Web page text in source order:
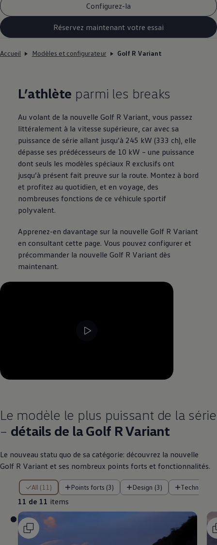
Configurez-la
Réservez maintenant votre essai
Accueil Modèles et configurateur Golf R Variant
L’athlète parmi les breaks
Au volant de la nouvelle Golf R Variant, vous passez
littéralement à la vitesse supérieure, car avec sa
puissance de série allant jusqu’à 245 kW (333 ch), elle
dépasse ses prédécesseurs de 10 kW – une puissance
dont seuls les modèles spéciaux R exclusifs ont
jusqu’à présent fait preuve sur la route. Montez à bord
et profitez au quotidien, et en voyage, des
nombreuses fonctions de ce véhicule sportif
polyvalent.
Apprenez-en davantage sur la nouvelle Golf R Variant
en consultant cette page. Vous pouvez configurer et
précommander la nouvelle Golf R Variant dès
maintenant.
Remaining time, --:--
Le modèle le plus puissant de la série
– détails de la Golf R Variant
Le nouveau statu quo de sa catégorie: découvrez la nouvelle
Golf R Variant et ses nombreux points forts et fonctionnalités.
All (11) Points forts (3) Design (3)
11 de 11 items
11 de 11 items